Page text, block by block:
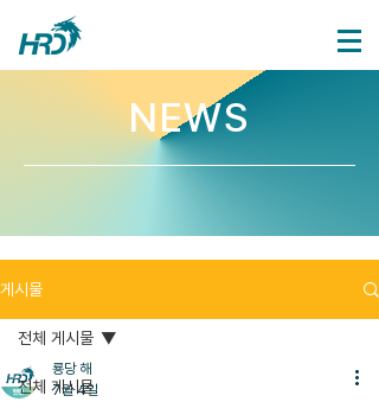
NEWS
게시물
전체 게시물
전체 게시물
룡당 해
7월 4일